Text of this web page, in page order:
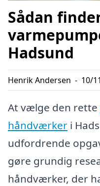
Sådan
Hadsund
Henrik Andersen - 10/
At vælge den rette
håndværker i
udfordrende
gøre grundig
håndværker, der